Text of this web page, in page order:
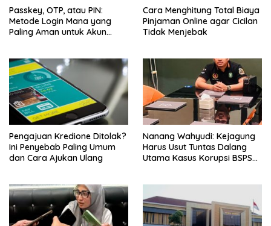
Passkey, OTP, atau PIN:
Metode Login Mana yang
Paling Aman untuk Akun
Cara Menghitung Total Biaya
Pinjaman Online agar Cicilan
Tidak Menjebak
Pengajuan Kredione Ditolak?
Ini Penyebab Paling Umum
dan Cara Ajukan Ulang
Nanang Wahyudi: Kejagung
Harus Usut Tuntas Dalang
Utama Kasus Korupsi BSPS